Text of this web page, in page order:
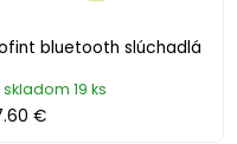
bluetooth slúchadlá
skladom 19 ks
€